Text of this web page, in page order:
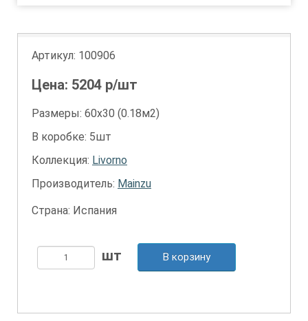
Артикул: 100906
Цена: 5204 р/шт
Размеры: 60х30 (0.18м2)
В коробке: 5шт
Коллекция: Livorno
Производитель: Mainzu
Страна: Испания
В корзину